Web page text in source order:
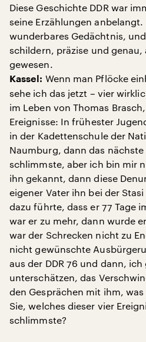
Diese Geschichte DDR war
seine Erzählungen anbelangt.
wunderbares Gedächtnis,
schildern, präzise und genau,
gewesen.
Kassel: Wenn man Pflöcke
sehe ich das jetzt – vier
im Leben von Thomas
Ereignisse: In frühester
in der Kadettenschule der
Naumburg, dann das
schlimmste, aber ich bin mir
ihn gekannt, dann diese
eigener Vater ihn bei der
dazu führte, dass er 77 Tage
war er zu mehr, dann wurde
war der Schrecken nicht zu
nicht gewünschte
aus der DDR 76 und dann,
unterschätzen, das
den Gesprächen mit ihm,
Sie, welches dieser vier
schlimmste?